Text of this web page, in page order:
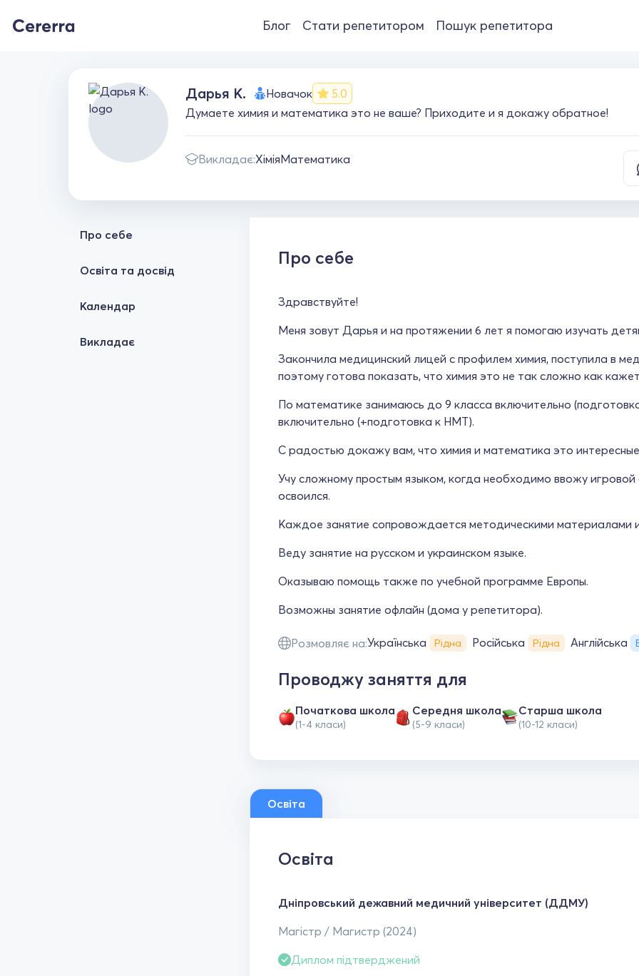
Блог Стати репетитором Пошук репетитора
Дарья К. Новачок
5.0
Думаете химия и математика это не ваше? Приходите и я докажу обратное!
Викладає:ХіміяМатематика
Про себе
Освіта та досвід
Календар
Викладає
Про себе
Здравствуйте!
Меня зовут Дарья и на протяжении 6 лет я помогаю изучать
Закончила медицинский лицей с профилем химия, поступила в
поэтому готова показать, что химия это не так сложно как
По математике занимаюсь до 9 класса включительно
включительно (+подготовка к НМТ).
С радостью докажу вам, что химия и математика это интересные
Учу сложному простым языком, когда необходимо ввожу
освоился.
Каждое занятие сопровождается методическими материалами
Веду занятие на русском и украинском языке.
Оказываю помощь также по учебной программе Европы.
Возможны занятие офлайн (дома у репетитора).
Розмовляє на:Українська Рідна Російська Рідна Англійська
Проводжу заняття для
Початкова школа
(1-4 класи)
Середня школа
(5-9 класи)
Старша школа
(10-12 класи)
Освіта
Освіта
Дніпровський дежавний медичний університет (ДДМУ)
Магістр / Магистр (2024)
Диплом підтверджений